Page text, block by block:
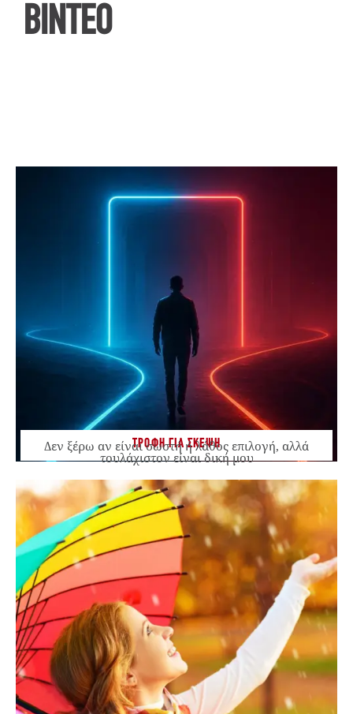
ΒΙΝΤΕΟ
ΤΡΟΦΗ ΓΙΑ ΣΚΕΨΗ
Δεν ξέρω αν είναι σωστή ή λάθος επιλογή, αλλά
τουλάχιστον είναι δική μου